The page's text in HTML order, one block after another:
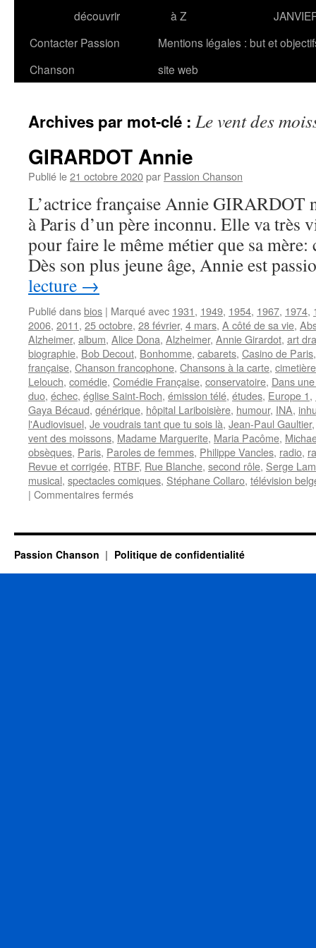
découvrir
à Z
Contacter Passion
Chanson
Mentions légales : but et
site web
Archives par mot-clé : Le vent des
GIRARDOT Annie
Publié le21 octobre 2020par Passion Chanson
L’actrice française Annie GIRARDOT
à Paris d’un père inconnu. Elle va très
pour faire le même métier que sa mère:
Dès son plus jeune âge, Annie est
lecture →
Publié dansbios | Marqué avec 1931, 1949, 1954, 1967, 1974,
2006, 2011, 25 octobre, 28 février, 4 mars, A côté de sa vie,
Alzheimer, album, Alice Dona, Alzheimer, Annie Girardot, art
biographie, Bob Decout, Bonhomme, cabarets, Casino de Paris
française, Chanson francophone, Chansons à la carte,
Lelouch, comédie, Comédie Française, conservatoire, Dans
duo, échec, église Saint-Roch, émission télé, études, Europe 1,
Gaya Bécaud, générique, hôpital Lariboisière, humour, INA,
l'Audiovisuel, Je voudrais tant que tu sois là, Jean-Paul Gaultier
vent des moissons, Madame Marguerite, Maria Pacôme,
obsèques, Paris, Paroles de femmes, Philippe Vancles, radio,
Revue et corrigée, RTBF, Rue Blanche, second rôle, Serge
musical, spectacles comiques, Stéphane Collaro, télévision
| Commentaires ferméssur
Passion Chanson Politique de confidentialité